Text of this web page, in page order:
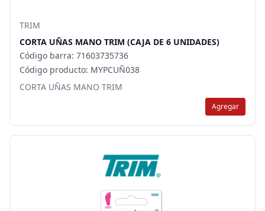
TRIM
CORTA UÑAS MANO TRIM (CAJA DE 6 UNIDADES)
Código barra: 71603735736
Código producto: MYPCUÑ038
CORTA UÑAS MANO TRIM
Agregar